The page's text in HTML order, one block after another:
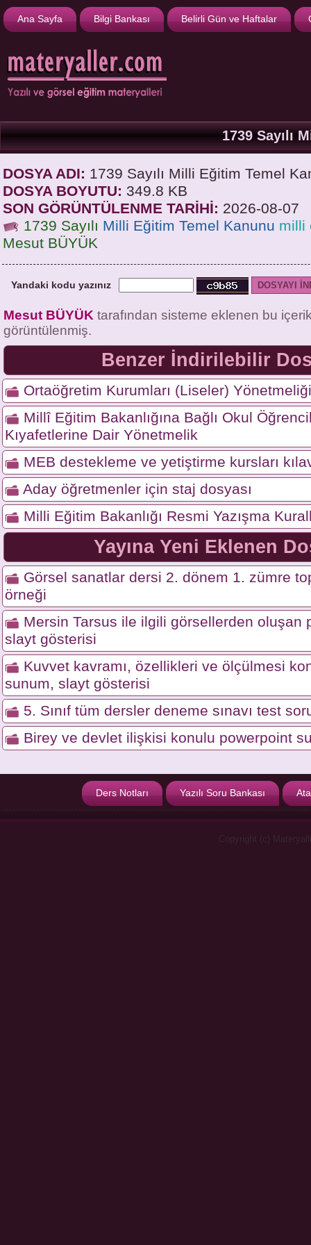
Ana Sayfa Bilgi Bankası Belirli Gün ve Haftalar
1739 Sayılı
DOSYA ADI: 1739 Sayılı Milli Eğitim Temel
DOSYA BOYUTU: 349.8 KB
SON GÖRÜNTÜLENME TARİHİ: 2026-08-07
1739 Sayılı Milli Eğitim Temel Kanunu milli
Mesut BÜYÜK
Yandaki kodu yazınız
Mesut BÜYÜK tarafından sisteme eklenen bu
görüntülenmiş.
Benzer İndirilebilir
Ortaöğretim Kurumları (Liseler)
Millî Eğitim Bakanlığına Bağlı Okul
Kıyafetlerine Dair Yönetmelik
MEB destekleme ve yetiştirme kursları
Aday öğretmenler için staj dosyası
Milli Eğitim Bakanlığı Resmi Yazışma
Yayına Yeni Eklenen
Görsel sanatlar dersi 2. dönem 1. zümre
örneği
Mersin Tarsus ile ilgili görsellerden oluşan
slayt gösterisi
Kuvvet kavramı, özellikleri ve ölçülmesi
sunum, slayt gösterisi
5. Sınıf tüm dersler deneme sınavı test
Birey ve devlet ilişkisi konulu powerpoint
Ders Notları Yazılı Soru Bankası